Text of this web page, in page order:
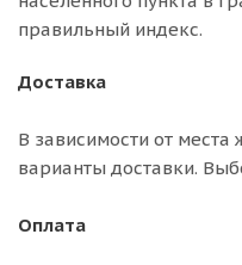
правильный индекс.
Доставка
В зависимости от
варианты доставки.
Оплата